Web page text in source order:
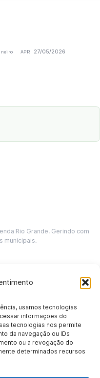
usamos tecnologias
informações do
tecnologias nos permite
da navegação ou IDs
ou a revogação do
determinados recursos
APR 27/05/2026
Rio Grande. Gerindo com
municipais.
por Invalidez Auxílio Doença